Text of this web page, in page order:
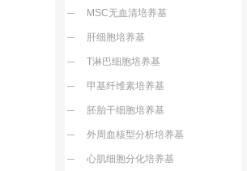
MSC无血清培养基
肝细胞培养基
T淋巴细胞培养基
甲基纤维素培养基
胚胎干细胞培养基
外周血核型分析培养基
心肌细胞分化培养基